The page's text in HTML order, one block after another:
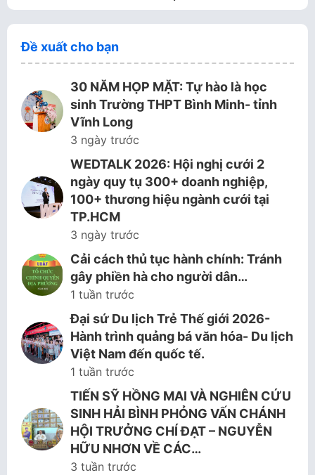
Đề xuất cho bạn
30 NĂM HỌP MẶT: Tự hào là học
sinh Trường THPT Bình Minh- tỉnh
Vĩnh Long
3 ngày trước
WEDTALK 2026: Hội nghị cưới 2
ngày quy tụ 300+ doanh nghiệp,
100+ thương hiệu ngành cưới tại
TP.HCM
3 ngày trước
Cải cách thủ tục hành chính: Tránh
gây phiền hà cho người dân…
1 tuần trước
Đại sứ Du lịch Trẻ Thế giới 2026-
Hành trình quảng bá văn hóa- Du lịch
Việt Nam đến quốc tế.
1 tuần trước
TIẾN SỸ HỒNG MAI VÀ NGHIÊN CỨU
SINH HẢI BÌNH PHỎNG VẤN CHÁNH
HỘI TRƯỞNG CHÍ ĐẠT – NGUYỄN
HỮU NHƠN VỀ CÁC…
3 tuần trước